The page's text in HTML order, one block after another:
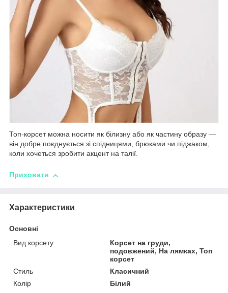
Топ-корсет можна носити як білизну або як частину образу —
він добре поєднується зі спідницями, брюками чи піджаком,
коли хочеться зробити акцент на талії.
Приховати
Характеристики
Основні
Вид корсету
Корсет на груди,
подовжений, На лямках, Топ
корсет
Стиль
Класичний
Колір
Білий